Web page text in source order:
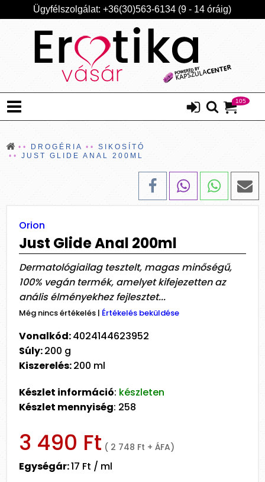
Ügyfélszolgálat: +36(30)563-6134 (9 - 14 óráig)
105
DROGÉRIA
SIKOSÍTÓ
JUST GLIDE ANAL 200ML
Orion
Just Glide Anal 200ml
Dermatológiailag tesztelt, magas minőségű,
100% vegán termék, amelyet kifejezetten az
anális élményekhez fejlesztet...
Még nincs értékelés | Értékelés beküldése
Vonalkód:4024144623952
Súly:200 g
Kiszerelés:200 ml
Készlet információ: készleten
Készlet mennyiség: 258
3 490 Ft ( 2 748 Ft + ÁFA)
Egységár:17 Ft / ml